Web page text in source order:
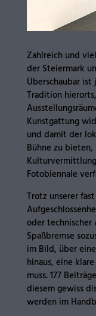
Zahlreich und
der Steiermark
Überschaubar
Tradition
Kunstgattung
und damit der
Bühne zu
Fotobiennale
Trotz unserer
oder
Spaßbremse
im Bild, über
hinaus, eine
muss. 177
diesem gewiss
werden im